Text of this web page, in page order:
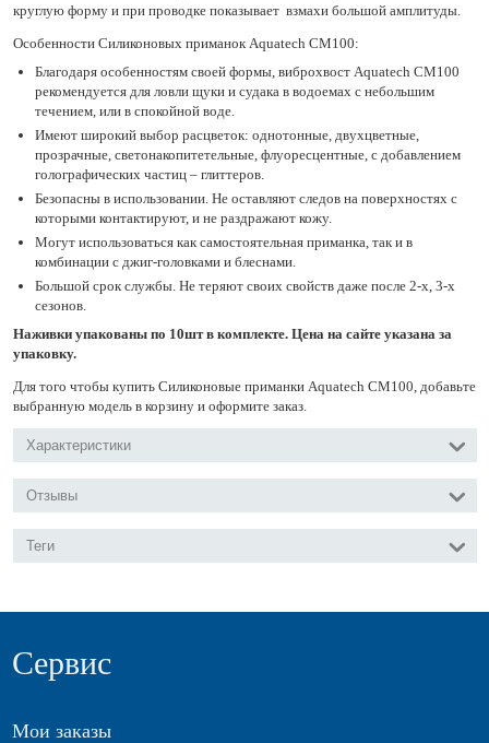
круглую форму и при проводке показывает взмахи большой амплитуды.
Особенности Силиконовых приманок Aquatech СМ100:
Благодаря особенностям своей формы, виброхвост Aquatech СМ100
рекомендуется для ловли щуки и судака в водоемах с небольшим
течением, или в спокойной воде.
Имеют широкий выбор расцветок: однотонные, двухцветные,
прозрачные, светонакопитетельные, флуоресцентные, с добавлением
голографических частиц – глиттеров.
Безопасны в использовании. Не оставляют следов на поверхностях с
которыми контактируют, и не раздражают кожу.
Могут использоваться как самостоятельная приманка, так и в
комбинации с джиг-головками и блеснами.
Большой срок службы. Не теряют своих свойств даже после 2-х, 3-х
сезонов.
Наживки упакованы по 10шт в комплекте. Цена на сайте указана за
упаковку.
Для того чтобы купить Силиконовые приманки Aquatech СМ100, добавьте
выбранную модель в корзину и оформите заказ.
Характеристики
Отзывы
Теги
Сервис
Мои заказы